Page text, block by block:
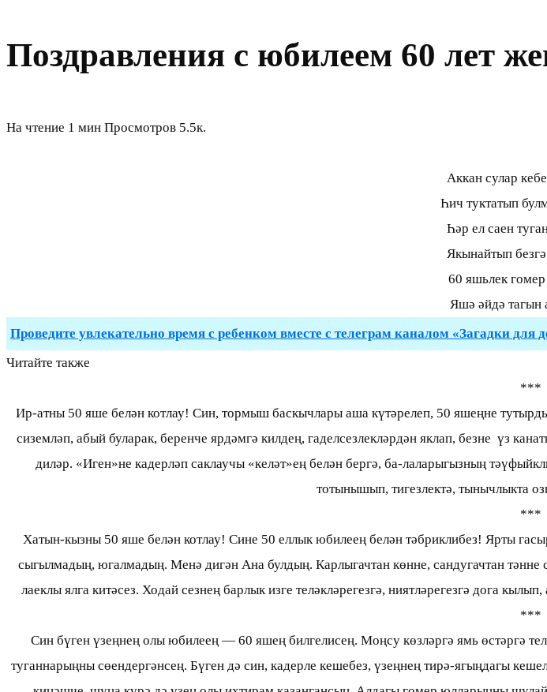
Поздравления с юбилеем 60 лет
На чтение 1 мин Просмотров 5.5к.
Аккан сулар
Һич туктатып
Һәр ел саен
Якынайтып
60 яшьлек
Яшә әйдә
Проведите увлекательно время с ребенком вместе с телеграм каналом «Загадки для
Читайте также
***
Ир-атны 50 яше белән котлау! Син, тормыш баскычлары аша күтәрелеп, 50 яшеңне
сиземләп, абый буларак, беренче ярдәмгә килдең, гаделсезлекләрдән яклап, безне үз
диләр. «Иген»не кадерләп саклаучы «келәт»ең белән бергә, ба-лаларыгызның
тотынышып, тигезлектә, тынычлыкта
***
Хатын-кызны 50 яше белән котлау! Сине 50 еллык юбилеең белән тәбриклибез! Ярты
сыгылмадың, югалмадың. Менә дигән Ана булдың. Карлыгачтан көнне, сандугачтан
лаеклы ялга китәсез. Ходай сезнең барлык изге теләкләрегезгә, ниятләрегезгә дога
***
Син бүген үзеңнең олы юбилеең — 60 яшең билгелисең. Моңсу көзләргә ямь өстәргә
туганнарыңны сөендергәнсең. Бүген дә син, кадерле кешебез, үзеңнең тирә-ягыңдагы